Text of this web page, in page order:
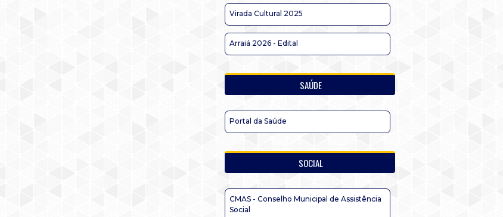
Virada Cultural 2025
Arraiá 2026 - Edital
SAÚDE
Portal da Saúde
SOCIAL
CMAS - Conselho Municipal de Assistência
Social